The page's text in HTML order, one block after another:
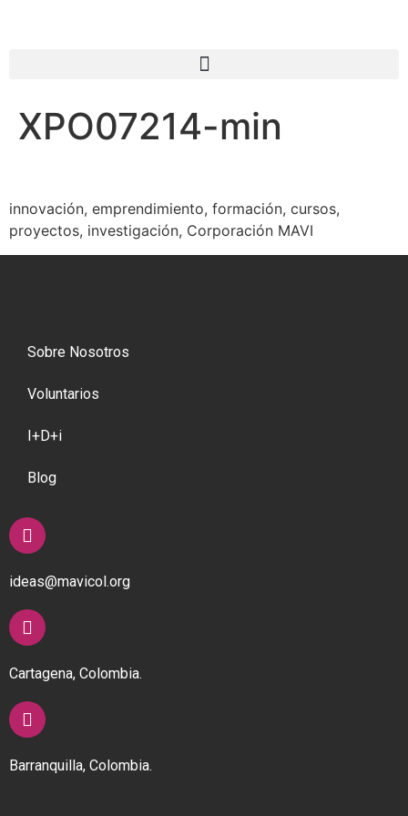
XPO07214-min
innovación, emprendimiento, formación, cursos,
proyectos, investigación, Corporación MAVI
Sobre Nosotros
Voluntarios
I+D+i
Blog
ideas@mavicol.org
Cartagena, Colombia.
Barranquilla, Colombia.